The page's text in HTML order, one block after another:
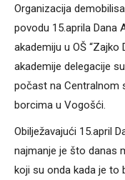
Organizacija
povodu 15.aprila Dana
akademiju u OŠ “Zajko
akademije delegacije
počast na Centralnom
borcima u Vogošći.
Obilježavajući 15.april
najmanje je što danas
koji su onda kada je to